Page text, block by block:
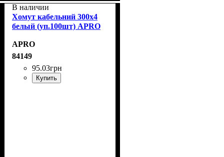
В наличии
Хомут кабельний 300x4
белый (уп.100шт) APRO
APRO
84149
95.03грн
Купить